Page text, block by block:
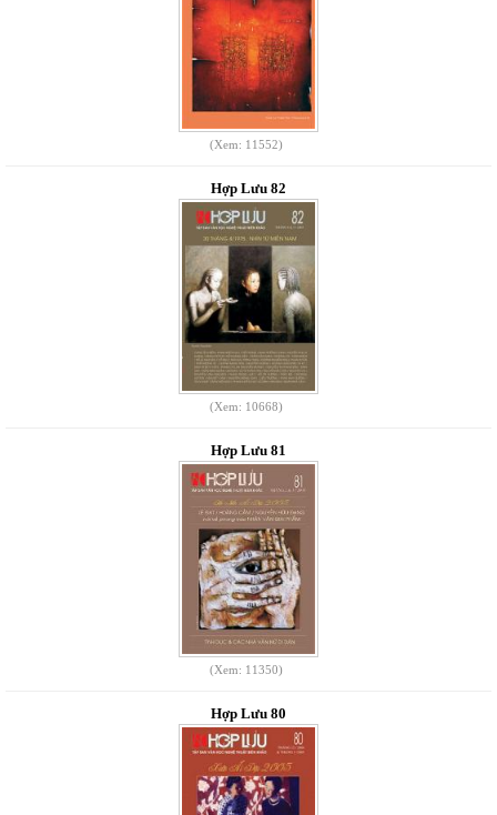
(Xem: 11552)
Hợp Lưu 82
(Xem: 10668)
Hợp Lưu 81
(Xem: 11350)
Hợp Lưu 80